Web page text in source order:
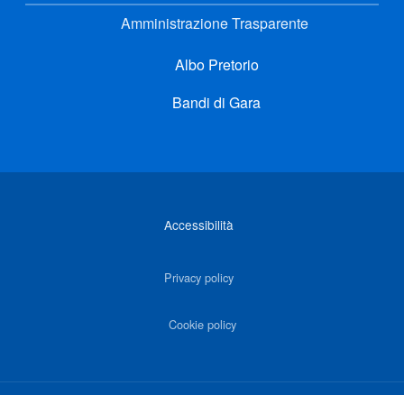
Amministrazione Trasparente
Albo Pretorio
Bandi di Gara
Accessibilità
Privacy policy
Cookie policy